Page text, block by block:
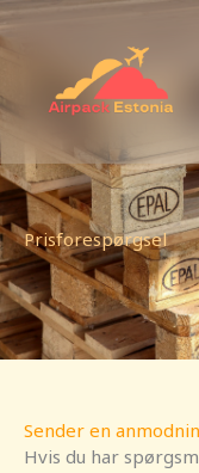
Spring
til
Prisforespørgsel
Sender en
Hvis du har